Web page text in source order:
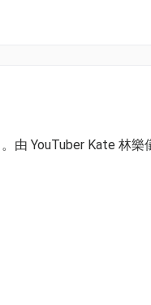
由 YouTuber Kate 林樂